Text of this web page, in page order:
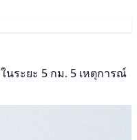
ในระยะ 5 กม. 5 เหตุการณ์